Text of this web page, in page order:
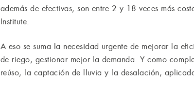
además de efectivas, son entre 2 y 18 veces más
Institute.
A eso se suma la necesidad urgente de mejorar la
de riego, gestionar mejor la demanda. Y como
reúso, la captación de lluvia y la desalación,